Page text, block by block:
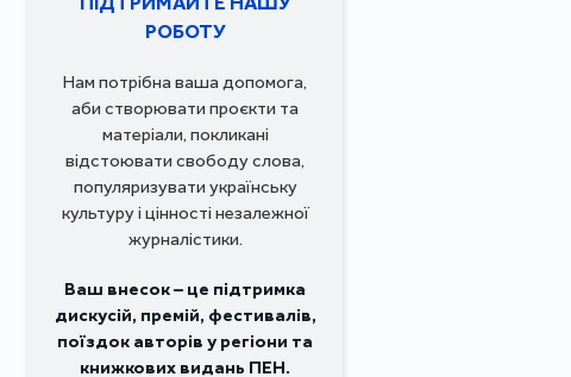
РОБОТУ
Нам потрібна ваша допомога,
аби створювати проєкти та
матеріали, покликані
відстоювати свободу слова,
популяризувати українську
культуру і цінності незалежної
журналістики.
Ваш внесок – це підтримка
дискусій, премій, фестивалів,
поїздок авторів у регіони та
книжкових видань ПЕН.